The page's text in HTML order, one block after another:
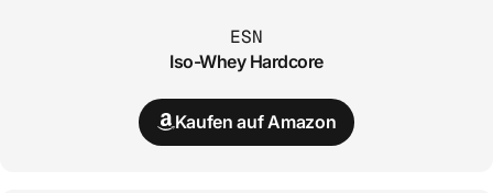
ESN
Iso-Whey Hardcore
Kaufen auf Amazon